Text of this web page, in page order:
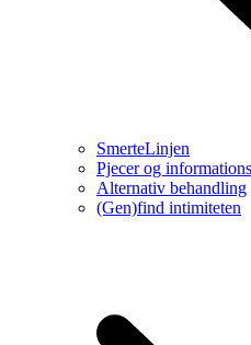
SmerteLinjen
Pjecer og
Alternativ behandling
(Gen)find intimiteten